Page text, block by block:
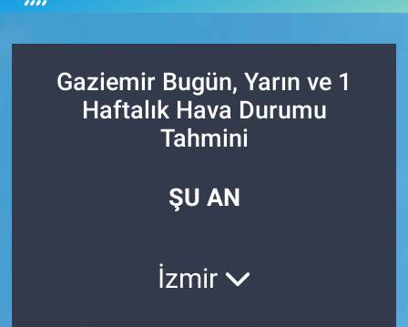
Gaziemir Bugün, Yarın ve 1
Haftalık Hava Durumu
Tahmini
ŞU AN
İzmir
Perde Arkası
Son Dakika Haberleri